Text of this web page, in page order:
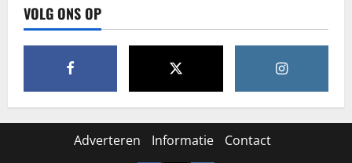
VOLG ONS OP
Adverteren Informatie Contact